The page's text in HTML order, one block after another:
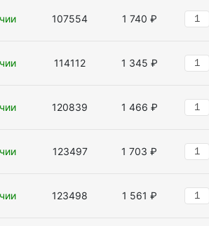
107554 1 740 ₽
114112 1 345 ₽
120839 1 466 ₽
123497 1 703 ₽
123498 1 561 ₽